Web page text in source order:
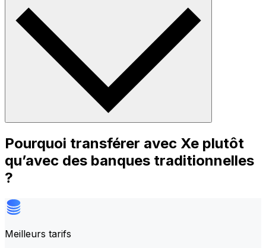
Pourquoi transférer avec Xe plutôt
qu’avec des banques traditionnelles
?
Meilleurs tarifs